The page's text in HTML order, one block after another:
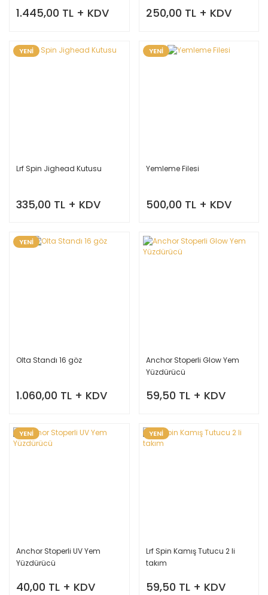
1.445,00 TL + KDV 250,00 TL + KDV
YENİ
Lrf Spin Jighead Kutusu
335,00 TL + KDV
YENİ
Yemleme Filesi
500,00 TL + KDV
YENİ
Olta Standı 16 göz
1.060,00 TL + KDV
Anchor Stoperli Glow Yem
Yüzdürücü
59,50 TL + KDV
YENİ
Anchor Stoperli UV Yem
Yüzdürücü
40,00 TL + KDV
YENİ
Lrf Spin Kamış Tutucu 2 li
takım
59,50 TL + KDV